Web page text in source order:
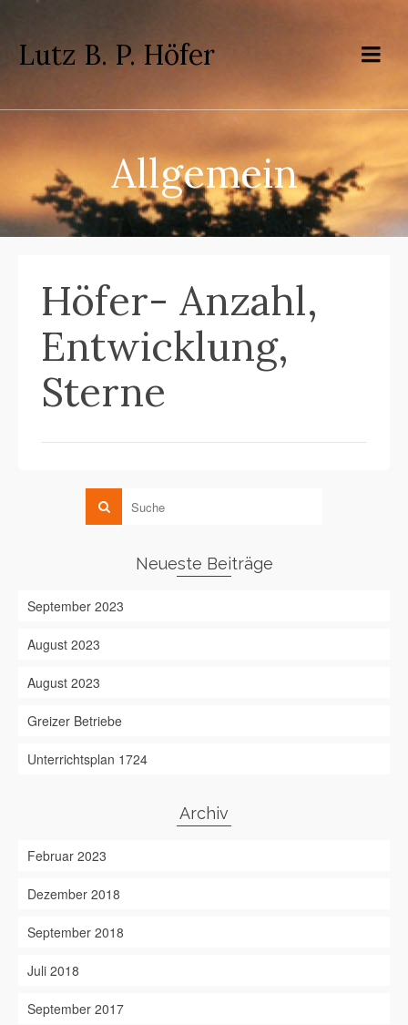
Lutz B. P. Höfer
Allgemein
Höfer- Anzahl,
Entwicklung,
Sterne
Neueste Beiträge
September 2023
August 2023
August 2023
Greizer Betriebe
Unterrichtsplan 1724
Archiv
Februar 2023
Dezember 2018
September 2018
Juli 2018
September 2017